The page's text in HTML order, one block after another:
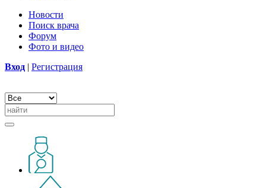
Новости
Поиск врача
Форум
Фото и видео
Вход | Регистрация